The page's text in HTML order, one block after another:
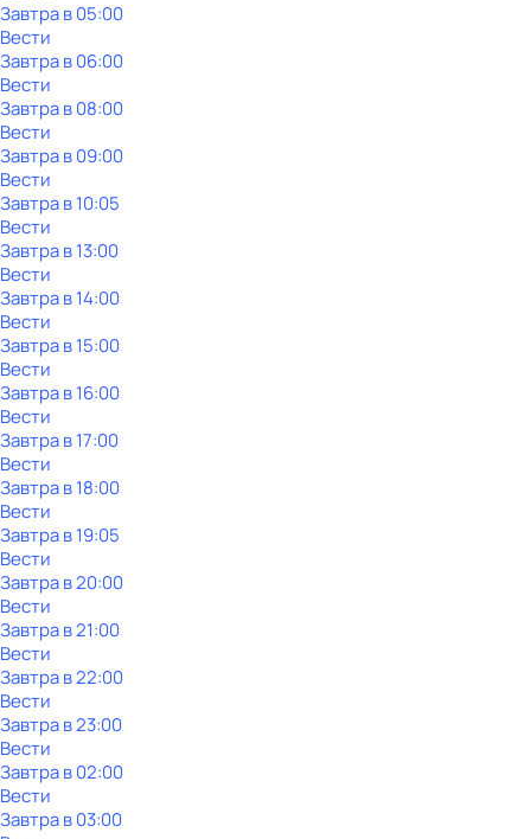
Завтра в 05:00
Вести
Завтра в 06:00
Вести
Завтра в 08:00
Вести
Завтра в 09:00
Вести
Завтра в 10:05
Вести
Завтра в 13:00
Вести
Завтра в 14:00
Вести
Завтра в 15:00
Вести
Завтра в 16:00
Вести
Завтра в 17:00
Вести
Завтра в 18:00
Вести
Завтра в 19:05
Вести
Завтра в 20:00
Вести
Завтра в 21:00
Вести
Завтра в 22:00
Вести
Завтра в 23:00
Вести
Завтра в 02:00
Вести
Завтра в 03:00